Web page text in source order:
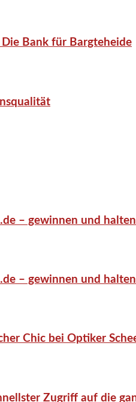
Bank für Bargteheide
– gewinnen und
– gewinnen und
Chic bei Optiker
Zugriff auf die